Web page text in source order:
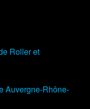
Roller et
Auvergne-Rhône-